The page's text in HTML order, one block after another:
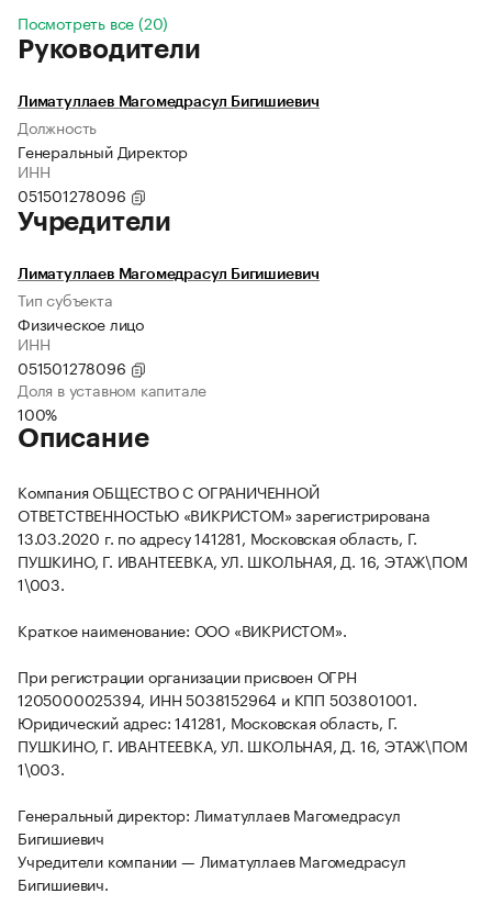
Посмотреть все (20)
Руководители
Лиматуллаев Магомедрасул Бигишиевич
Должность
Генеральный Директор
ИНН
051501278096
Учредители
Лиматуллаев Магомедрасул Бигишиевич
Тип субъекта
Физическое лицо
ИНН
051501278096
Доля в уставном капитале
100%
Описание
Компания ОБЩЕСТВО С ОГРАНИЧЕННОЙ
ОТВЕТСТВЕННОСТЬЮ «ВИКРИСТОМ» зарегистрирована
13.03.2020 г. по адресу 141281, Московская область, Г.
ПУШКИНО, Г. ИВАНТЕЕВКА, УЛ. ШКОЛЬНАЯ, Д. 16, ЭТАЖ\ПОМ
1\003.
Краткое наименование: ООО «ВИКРИСТОМ».
При регистрации организации присвоен ОГРН
1205000025394, ИНН 5038152964 и КПП 503801001.
Юридический адрес: 141281, Московская область, Г.
ПУШКИНО, Г. ИВАНТЕЕВКА, УЛ. ШКОЛЬНАЯ, Д. 16, ЭТАЖ\ПОМ
1\003.
Генеральный директор: Лиматуллаев Магомедрасул
Бигишиевич
Учредители компании — Лиматуллаев Магомедрасул
Бигишиевич.